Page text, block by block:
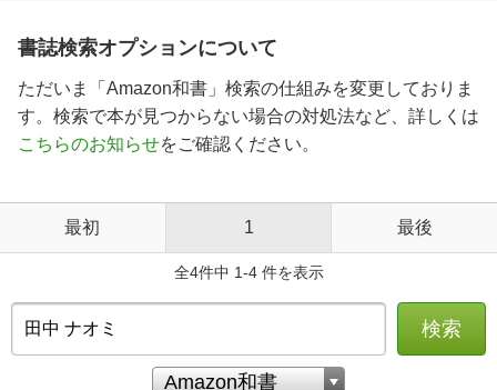
書誌検索オプションについて
ただいま「Amazon和書」検索の仕組みを変更しておりま
す。検索で本が見つからない場合の対処法など、詳しくは
こちらのお知らせをご確認ください。
最初 1 最後
全4件中 1-4 件を表示
検索